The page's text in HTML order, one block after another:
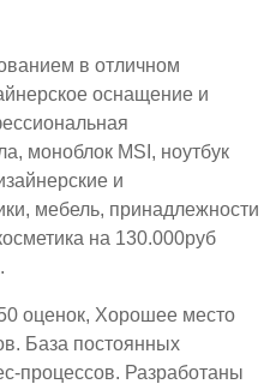
в отличном
оснащение и
моноблок MSI, ноутбук
и
мебель, принадлежности
на 130.000руб
оценок, Хорошее место
База постоянных
процессов. Разработаны